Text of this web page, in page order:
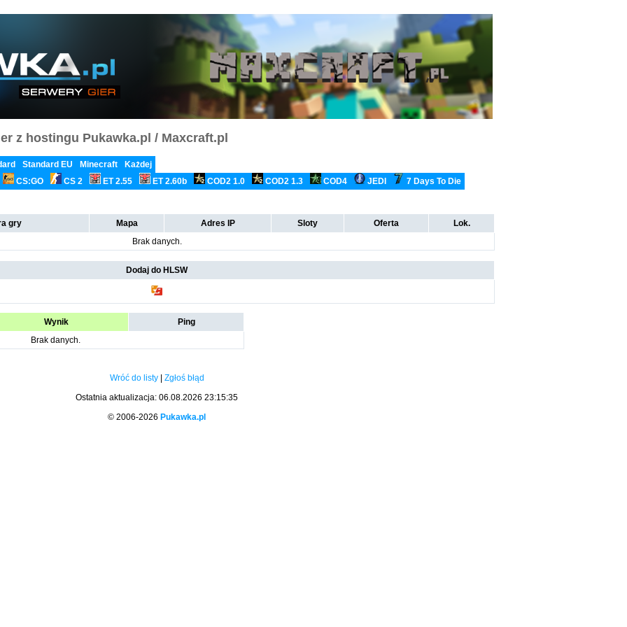
z hostingu Pukawka.pl / Maxcraft.pl
Standard EU Minecraft
Każdej
CS:GO
CS 2 ET 2.55 ET 2.60b COD2 1.0 COD2 1.3 COD4 JEDI 7 Days To Die
gry Mapa Adres IP Sloty Oferta
Lok.
Brak danych.
Dodaj do HLSW
Wynik
Ping
Brak danych.
Wróć do listy| Zgłoś błąd
Ostatnia aktualizacja: 06.08.2026 23:15:35
© 2006-2026 Pukawka.pl